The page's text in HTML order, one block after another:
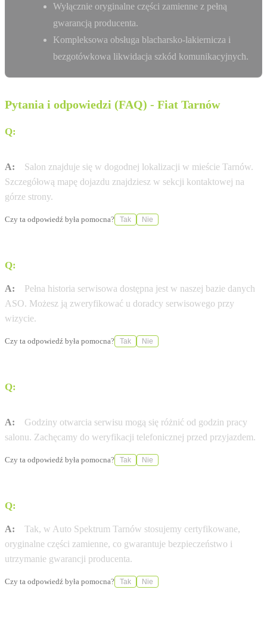
Wyłącznie oryginalne części zamienne z pełną
gwarancją producenta.
Kompleksowa obsługa blacharsko-lakiernicza i
bezgotówkowa likwidacja szkód komunikacyjnych.
Pytania i odpowiedzi (FAQ) - Fiat Tarnów
Q:
A:
Salon znajduje się w dogodnej lokalizacji w mieście Tarnów.
Szczegółową mapę dojazdu znajdziesz w sekcji kontaktowej na
górze strony.
Czy ta odpowiedź była pomocna? Tak Nie
Q:
A:
Pełna historia serwisowa dostępna jest w naszej bazie danych
ASO. Możesz ją zweryfikować u doradcy serwisowego przy
wizycie.
Czy ta odpowiedź była pomocna? Tak Nie
Q:
A:
Godziny otwarcia serwisu mogą się różnić od godzin pracy
salonu. Zachęcamy do weryfikacji telefonicznej przed przyjazdem.
Czy ta odpowiedź była pomocna? Tak Nie
Q:
A:
Tak, w Auto Spektrum Tarnów stosujemy certyfikowane,
oryginalne części zamienne, co gwarantuje bezpieczeństwo i
utrzymanie gwarancji producenta.
Czy ta odpowiedź była pomocna? Tak Nie